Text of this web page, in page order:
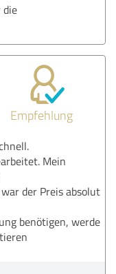
die
Empfehlung
Mein
der Preis absolut
benötigen, werde